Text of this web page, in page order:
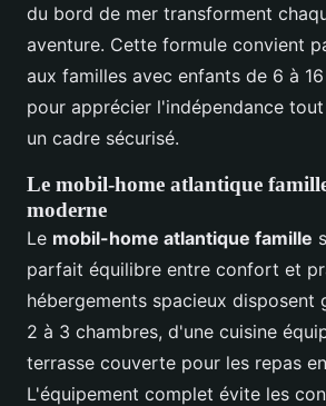
du bord de mer transforment
aventure. Cette formule convient
aux familles avec enfants de 6 à
pour apprécier l'indépendance
un cadre sécurisé.
Le mobil-home atlantique
moderne
Le mobil-home atlantique famille
parfait équilibre entre confort et
hébergements spacieux disposent
2 à 3 chambres, d'une cuisine
terrasse couverte pour les repas
L'équipement complet évite les